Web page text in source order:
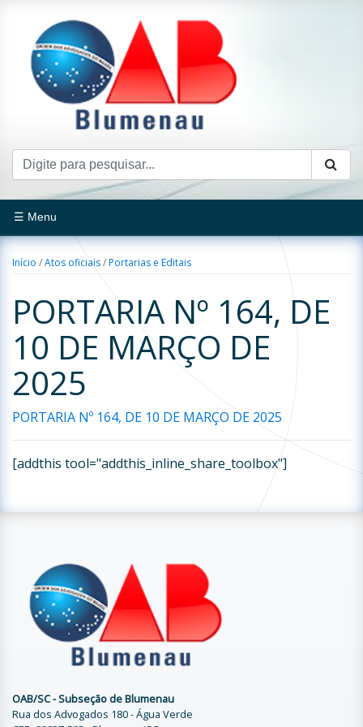
☰ Menu
Início /Atos oficiais/Portarias e Editais
PORTARIA Nº 164, DE
10 DE MARÇO DE
2025
PORTARIA Nº 164, DE 10 DE MARÇO DE 2025
[addthis tool="addthis_inline_share_toolbox"]
OAB/SC - Subseção de Blumenau
Rua dos Advogados 180 - Água Verde